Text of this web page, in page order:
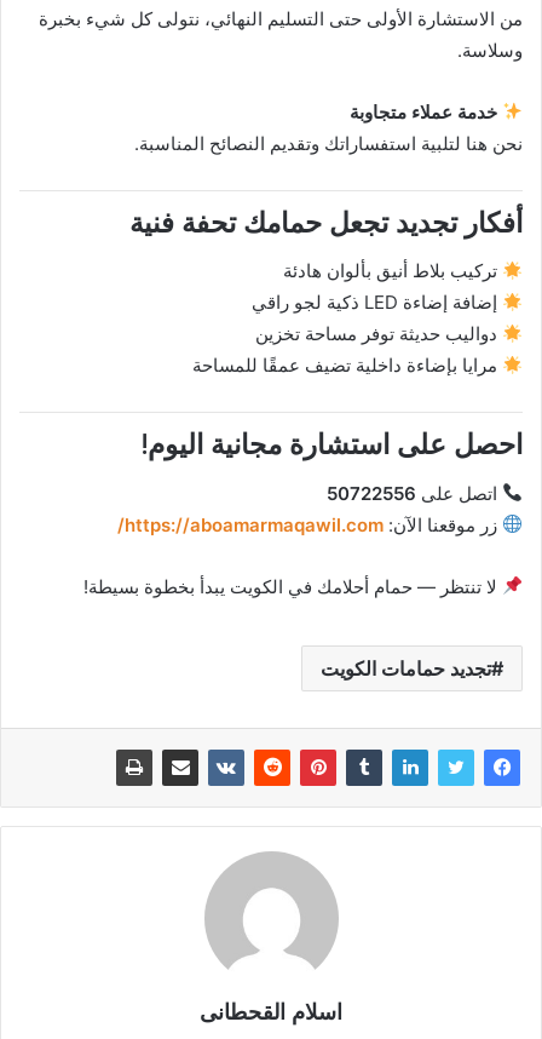
من الاستشارة الأولى حتى التسليم النهائي، نتولى كل شيء بخبرة
وسلاسة.
خدمة عملاء متجاوبة
نحن هنا لتلبية استفساراتك وتقديم النصائح المناسبة.
أفكار تجديد تجعل حمامك تحفة فنية
تركيب بلاط أنيق بألوان هادئة
إضافة إضاءة LED ذكية لجو راقي
دواليب حديثة توفر مساحة تخزين
مرايا بإضاءة داخلية تضيف عمقًا للمساحة
احصل على استشارة مجانية اليوم!
اتصل على 50722556
زر موقعنا الآن:https://aboamarmaqawil.com/
لا تنتظر — حمام أحلامك في الكويت يبدأ بخطوة بسيطة!
تجديد حمامات الكويت
اسلام القحطانى